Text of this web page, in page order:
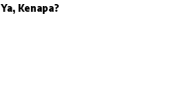
Kenapa?